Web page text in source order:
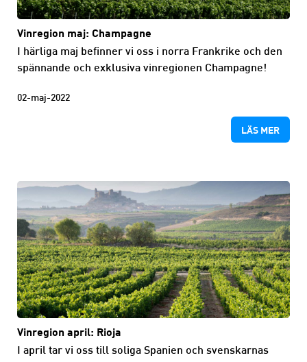
Vinregion maj: Champagne
I härliga maj befinner vi oss i norra Frankrike och den
spännande och exklusiva vinregionen Champagne!
02-maj-2022
LÄS MER
Vinregion april: Rioja
I april tar vi oss till soliga Spanien och svenskarnas